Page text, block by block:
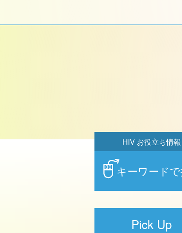
キーワード
HIV お役立ち情報
Pick Up